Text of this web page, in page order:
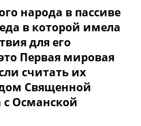
народа в пассиве
в которой имела
для его
Первая мировая
считать их
Священной
Османской